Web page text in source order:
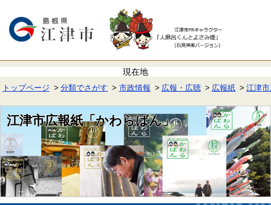
で
ば
本トップページ 分類でさがす 市政情報 広報・広聴 広報紙 江津
江津市広報紙「かわらばん」